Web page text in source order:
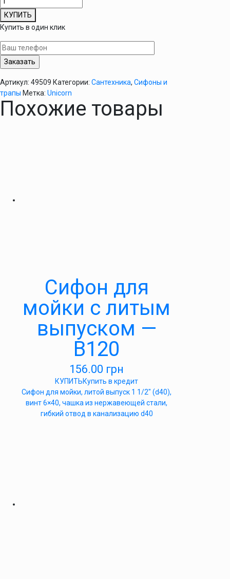
товара
Гофрированная
труба
Гибкое
соединение
КУПИТЬ
Купить в один клик
Артикул: 49509 Категории: Сантехника, Сифоны и
трапы Метка: Unicorn
Похожие товары
Cифон для
мойки с литым
выпуском —
В120
156.00 грн
КУПИТЬКупить в кредит
Сифон для мойки, литой выпуск 1 1/2″ (d40),
винт 6×40, чашка из нержавеющей стали,
гибкий отвод в канализацию d40